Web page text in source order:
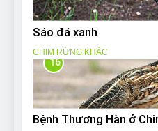
Sáo đá xanh
CHIM RỪNG KHÁC
16
Bệnh Thương Hàn ở